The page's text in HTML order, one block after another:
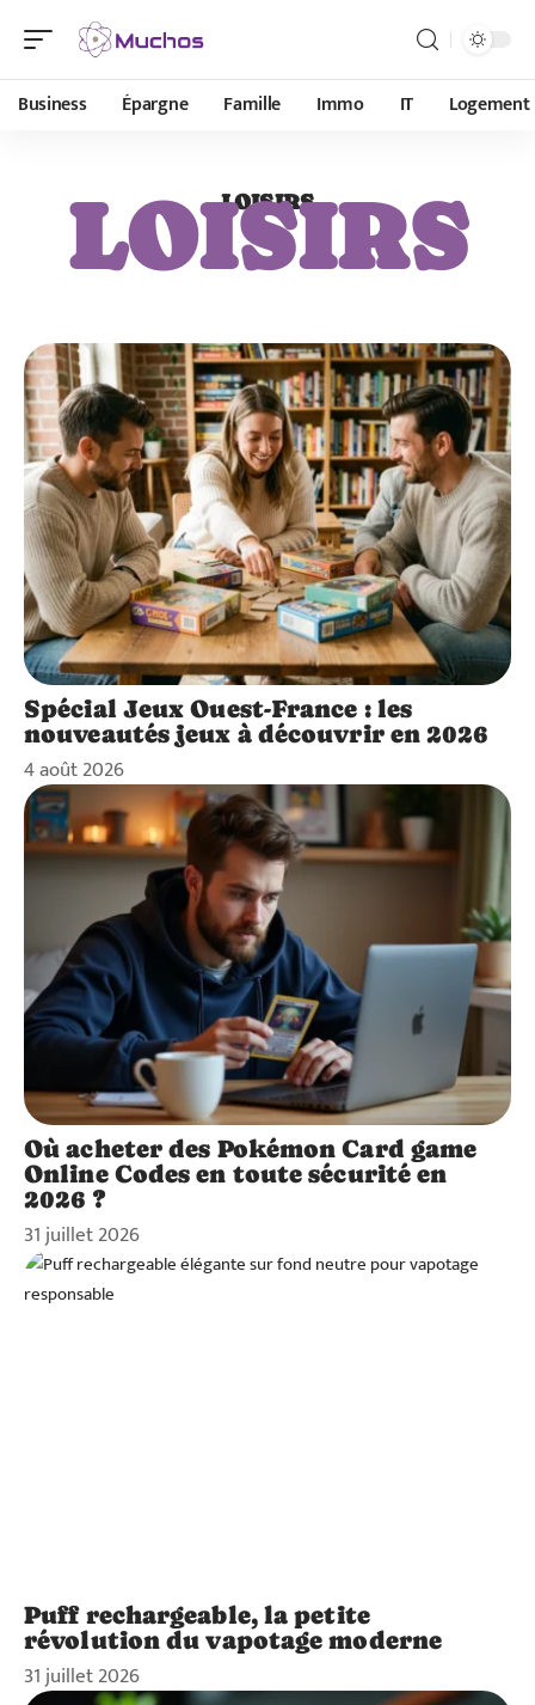
Business Épargne Famille Immo IT Logement
LOISIRS
LOISIRS
Spécial Jeux Ouest-France : les
nouveautés jeux à découvrir en 2026
4 août 2026
Où acheter des Pokémon Card game
Online Codes en toute sécurité en
2026 ?
31 juillet 2026
Puff rechargeable, la petite
révolution du vapotage moderne
31 juillet 2026